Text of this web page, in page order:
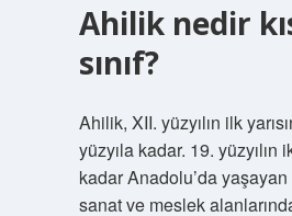
Ahilik nedir
sınıf?
Ahilik, XII. yüzyılın ilk
yüzyıla kadar. 19. yüzyılın
kadar Anadolu’da yaşayan
sanat ve meslek